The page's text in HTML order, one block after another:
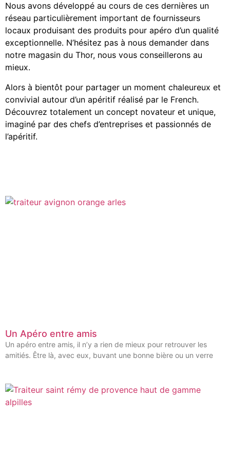
Nous avons développé au cours de ces dernières un
réseau particulièrement important de fournisseurs
locaux produisant des produits pour apéro d’un qualité
exceptionnelle. N’hésitez pas à nous demander dans
notre magasin du Thor, nous vous conseillerons au
mieux.
Alors à bientôt pour partager un moment chaleureux et
convivial autour d’un apéritif réalisé par le French.
Découvrez totalement un concept novateur et unique,
imaginé par des chefs d’entreprises et passionnés de
l’apéritif.
Un Apéro entre amis
Un apéro entre amis, il n’y a rien de mieux pour retrouver les
amitiés. Être là, avec eux, buvant une bonne bière ou un verre